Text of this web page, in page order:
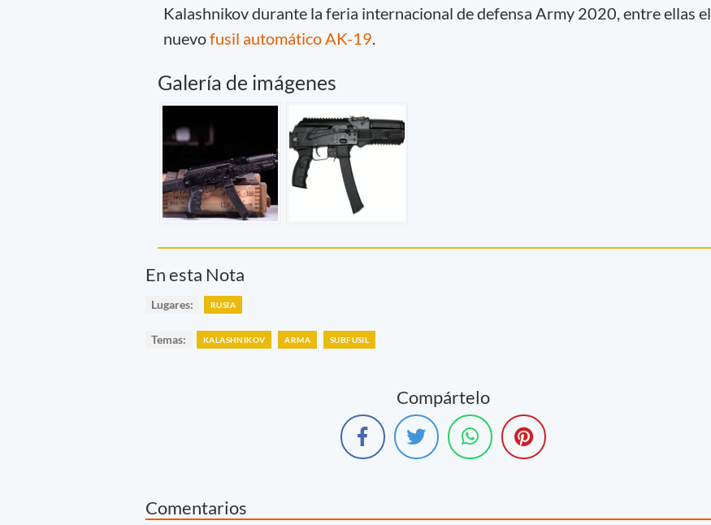
Kalashnikov durante la feria internacional de defensa Army 2020, entre ellas el
nuevofusil automático AK-19
Galería de imágenes
En esta Nota
Lugares: RUSIA
Temas: KALASHNIKOV ARMA SUBFUSIL
Compártelo
Comentarios